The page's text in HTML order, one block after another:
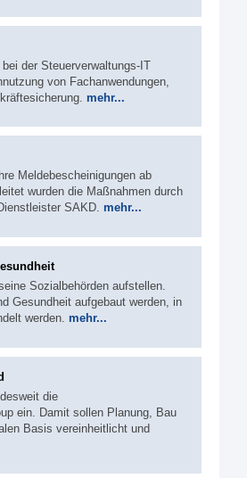
der Steuerverwaltungs-IT
von Fachanwendungen,
mehr...
Meldebescheinigungen ab
wurden die Maßnahmen durch
SAKD. mehr...
Sozialbehörden aufstellen.
Gesundheit aufgebaut werden, in
werden. mehr...
die
ein. Damit sollen Planung, Bau
Basis vereinheitlicht und